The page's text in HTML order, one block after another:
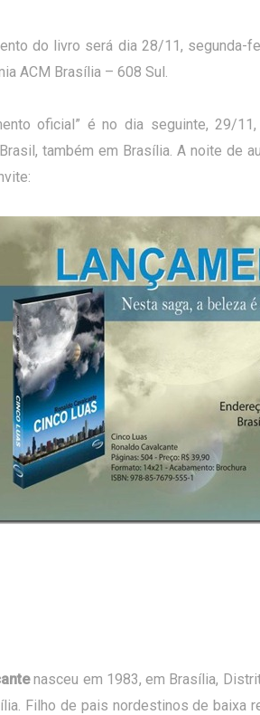
do livro será dia 28/11, segunda-
ACM Brasília – 608 Sul.
oficial” é no dia seguinte, 29/
também em Brasília. A noite de
nasceu em 1983, em Brasília,
Filho de pais nordestinos de baixa